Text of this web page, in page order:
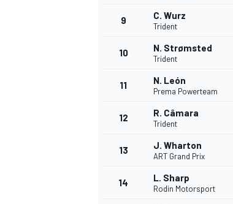
9 C. Wurz
Trident
10 N. Strømsted
Trident
11 N. León
Prema Powerteam
12 R. Câmara
Trident
13 J. Wharton
ART Grand Prix
14 L. Sharp
Rodin Motorsport